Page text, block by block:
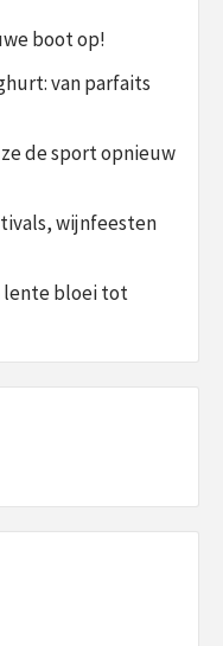
boot op!
van parfaits
de sport opnieuw
wijnfeesten
lente bloei tot